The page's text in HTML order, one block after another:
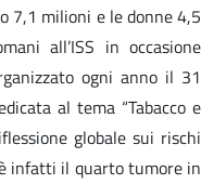
7,1 milioni e le donne 4,5
all’ISS in occasione
ogni anno il 31
al tema “Tabacco e
globale sui rischi
infatti il quarto tumore in